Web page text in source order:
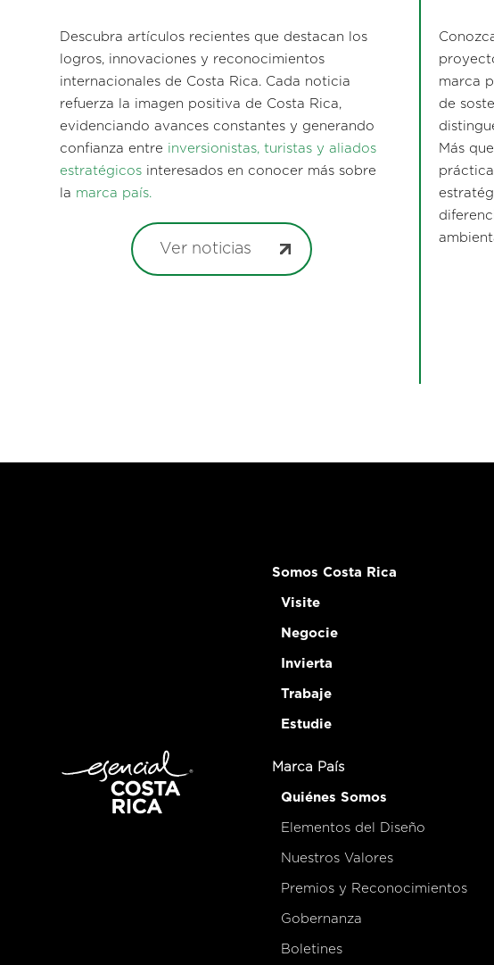
Descubra artículos recientes que destacan los
logros, innovaciones y reconocimientos
internacionales de Costa Rica. Cada noticia
refuerza la imagen positiva de Costa Rica,
evidenciando avances constantes y generando
confianza entre inversionistas, turistas y aliados
estratégicos interesados en conocer más sobre
la marca país.
Ver noticias
marca
de
Más
Somos Costa Rica
Visite
Negocie
Invierta
Trabaje
Estudie
Marca País
Quiénes Somos
Elementos del Diseño
Nuestros Valores
Premios y Reconocimientos
Gobernanza
Boletines